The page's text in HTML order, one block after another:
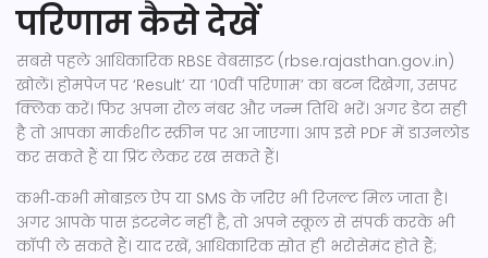
परिणाम कैसे देखें
सबसे पहले आधिकारिक RBSE वेबसाइट (rbse.rajasthan.gov.in)
खोलें। होमपेज पर ‘Result’ या ‘10वीं परिणाम’ का बटन दिखेगा, उसपर
क्लिक करें। फिर अपना रोल नंबर और जन्म तिथि भरें। अगर डेटा सही
है तो आपका मार्कशीट स्क्रीन पर आ जाएगा। आप इसे PDF में डाउनलोड
कर सकते हैं या प्रिंट लेकर रख सकते हैं।
कभी‑कभी मोबाइल ऐप या SMS के ज़रिए भी रिज़ल्ट मिल जाता है।
अगर आपके पास इंटरनेट नहीं है, तो अपने स्कूल से संपर्क करके भी
कॉपी ले सकते हैं। याद रखें, आधिकारिक स्रोत ही भरोसेमंद होते हैं;